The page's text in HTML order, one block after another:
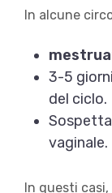
In alcune
3-5
del ciclo.
Sospetta
vaginale.
In questi